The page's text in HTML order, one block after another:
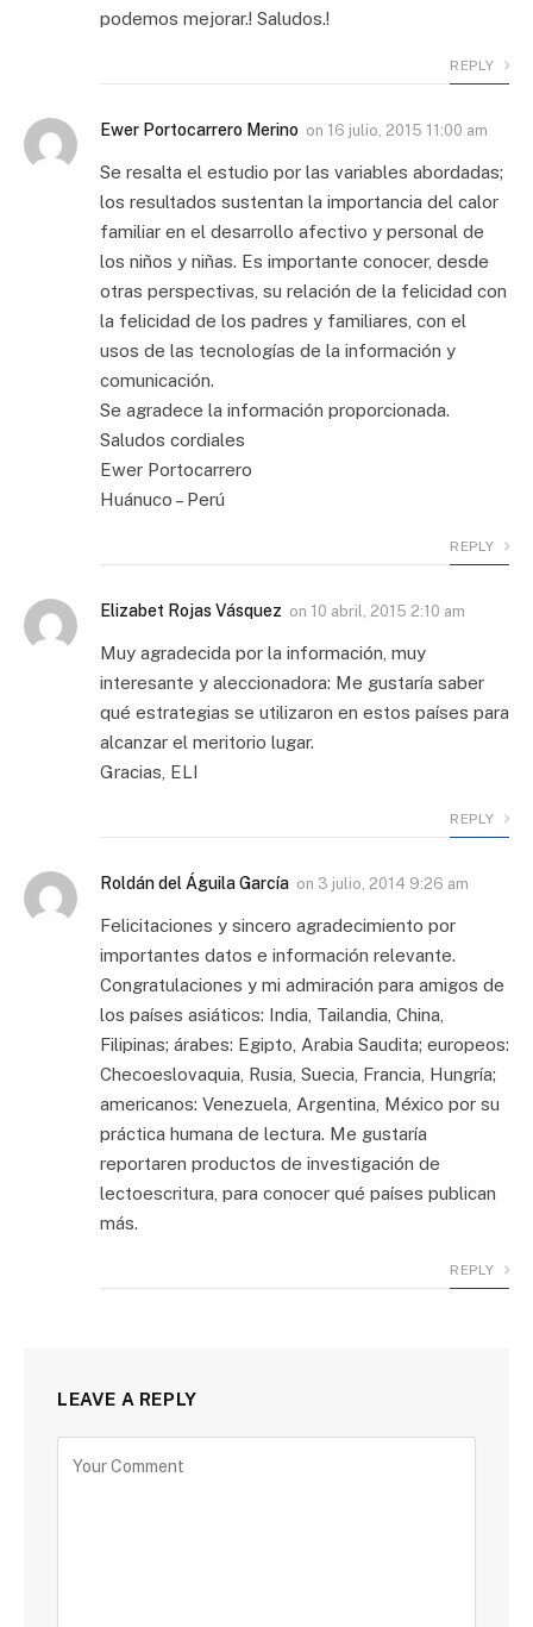
podemos mejorar.! Saludos.!
REPLY
Ewer Portocarrero Merino on 16 julio, 2015 11:00 am
Se resalta el estudio por las variables abordadas;
los resultados sustentan la importancia del calor
familiar en el desarrollo afectivo y personal de
los niños y niñas. Es importante conocer, desde
otras perspectivas, su relación de la felicidad con
la felicidad de los padres y familiares, con el
usos de las tecnologías de la información y
comunicación.
Se agradece la información proporcionada.
Saludos cordiales
Ewer Portocarrero
Huánuco – Perú
REPLY
Elizabet Rojas Vásquez on 10 abril, 2015 2:10 am
Muy agradecida por la información, muy
interesante y aleccionadora: Me gustaría saber
qué estrategias se utilizaron en estos países para
alcanzar el meritorio lugar.
Gracias, ELI
REPLY
Roldán del Águila García on 3 julio, 2014 9:26 am
Felicitaciones y sincero agradecimiento por
importantes datos e información relevante.
Congratulaciones y mi admiración para amigos de
los países asiáticos: India, Tailandia, China,
Filipinas; árabes: Egipto, Arabia Saudita; europeos:
Checoeslovaquia, Rusia, Suecia, Francia, Hungría;
americanos: Venezuela, Argentina, México por su
práctica humana de lectura. Me gustaría
reportaren productos de investigación de
lectoescritura, para conocer qué países publican
más.
REPLY
LEAVE A REPLY